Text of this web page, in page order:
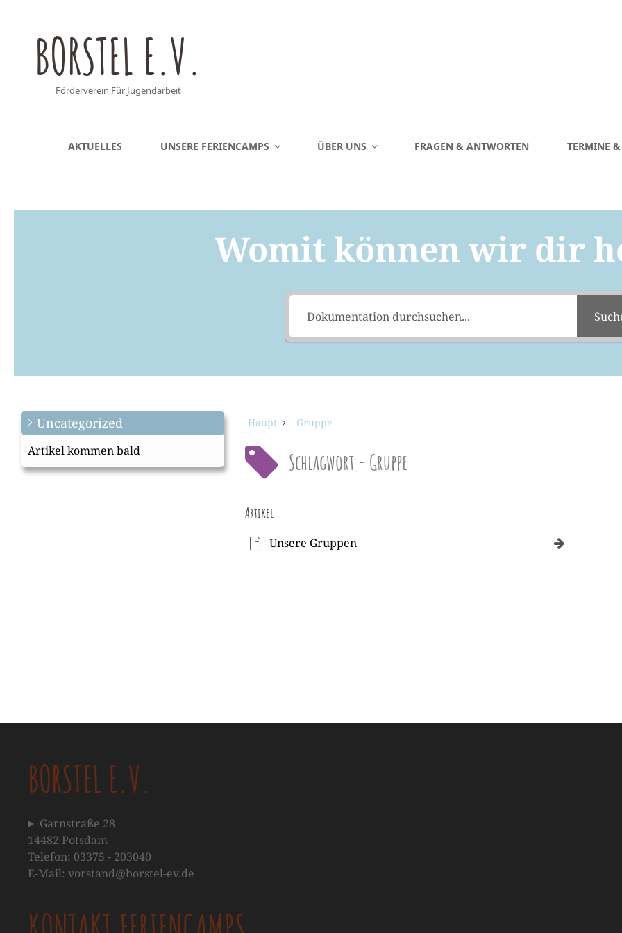
BORSTEL E.V.
Förderverein Für Jugendarbeit
AKTUELLES UNSERE FERIENCAMPS ÜBER UNS FRAGEN & ANTWORTEN TERMINE
Womit können wir dir
Uncategorized
Artikel kommen bald
Haupt Gruppe
Schlagwort - Gruppe
Artikel
Unsere Gruppen
BORSTEL E.V.
Garnstraße 28
14482 Potsdam
Telefon: 03375 - 203040
E-Mail: vorstand@borstel-ev.de